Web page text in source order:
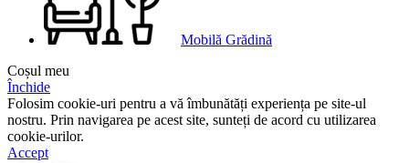
Mobilă Grădină
Coșul meu
Închide
Folosim cookie-uri pentru a vă îmbunătăți experiența pe site-ul
nostru. Prin navigarea pe acest site, sunteți de acord cu utilizarea
cookie-urilor.
Accept